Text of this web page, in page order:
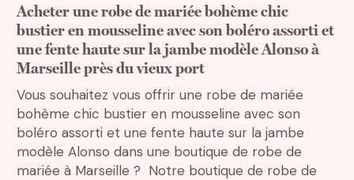
Rechercher
Acheter une robe de mariée bohème chic
bustier en mousseline avec son boléro assorti et
une fente haute sur la jambe modèle Alonso à
Marseille près du vieux port
Vous souhaitez vous offrir une robe de mariée
bohème chic bustier en mousseline avec son
boléro assorti et une fente haute sur la jambe
modèle Alonso dans une boutique de robe de
mariée à Marseille ? Notre boutique de robe de